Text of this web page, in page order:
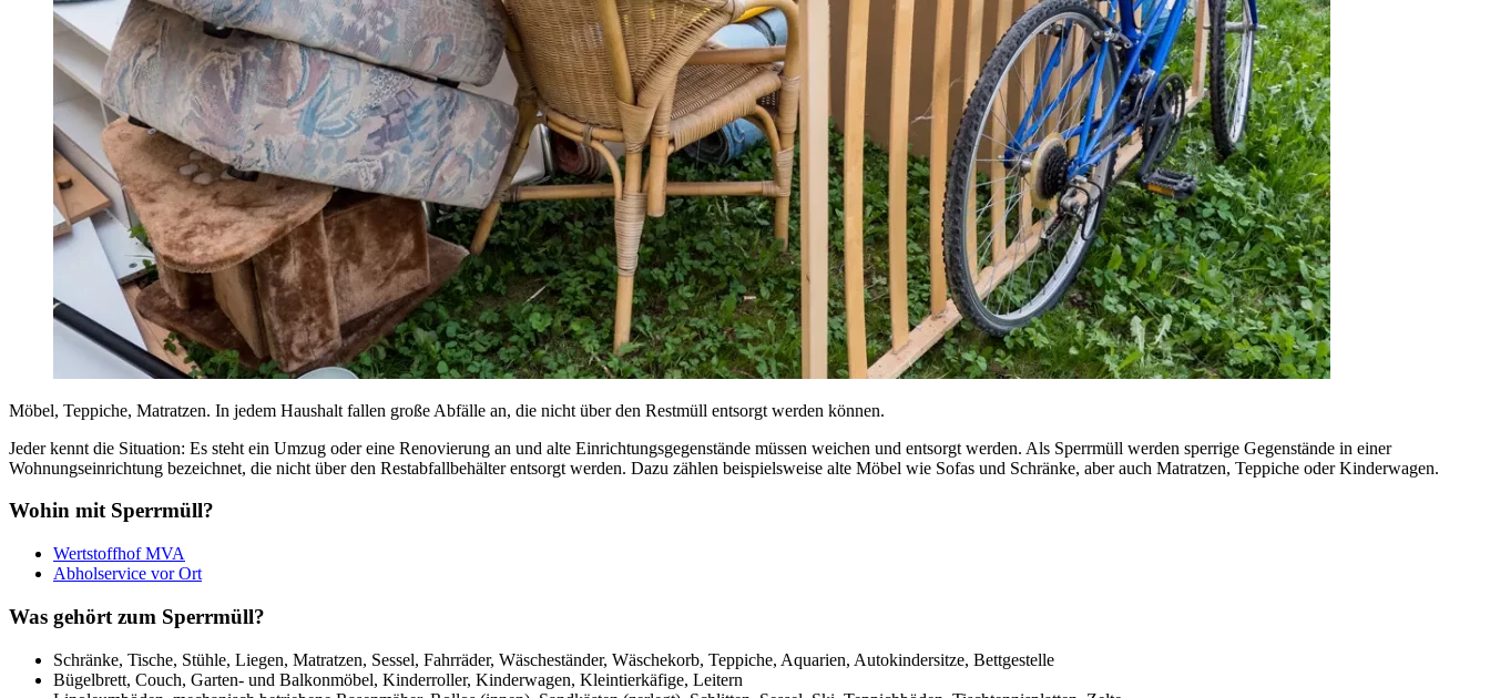
Möbel, Teppiche, Matratzen. In jedem Haushalt fallen große Abfälle an, die nicht über den Restmüll entsorgt werden können.
Jeder kennt die Situation: Es steht ein Umzug oder eine Renovierung an und alte Einrichtungsgegenstände müssen weichen und entsorgt werden. Als Sperrmüll werden sperrige Gegenstände in einer
Wohnungseinrichtung bezeichnet, die nicht über den Restabfallbehälter entsorgt werden. Dazu zählen beispielsweise alte Möbel wie Sofas und Schränke, aber auch Matratzen, Teppiche oder Kinderwagen.
Wohin mit Sperrmüll?
Wertstoffhof MVA
Abholservice vor Ort
Was gehört zum Sperrmüll?
Schränke, Tische, Stühle, Liegen, Matratzen, Sessel, Fahrräder, Wäscheständer, Wäschekorb, Teppiche, Aquarien, Autokindersitze, Bettgestelle
Bügelbrett, Couch, Garten- und Balkonmöbel, Kinderroller, Kinderwagen, Kleintierkäfige, Leitern